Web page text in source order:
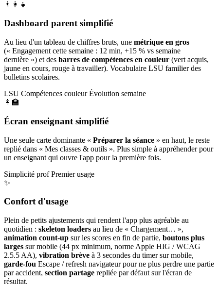
👨‍👩‍👧
Dashboard parent simplifié
Au lieu d'un tableau de chiffres bruts, une métrique en gros
(« Engagement cette semaine : 12 min, +15 % vs semaine
dernière ») et des barres de compétences en couleur (vert acquis,
jaune en cours, rouge à travailler). Vocabulaire LSU familier des
bulletins scolaires.
LSU Compétences couleur Évolution semaine
👩‍🏫
Écran enseignant simplifié
Une seule carte dominante « Préparer la séance » en haut, le reste
replié dans « Mes classes & outils ». Plus simple à appréhender pour
un enseignant qui ouvre l'app pour la première fois.
Simplicité prof Premier usage
✨
Confort d'usage
Plein de petits ajustements qui rendent l'app plus agréable au
quotidien : skeleton loaders au lieu de « Chargement… »,
animation count-up sur les scores en fin de partie, boutons plus
larges sur mobile (44 px minimum, norme Apple HIG / WCAG
2.5.5 AA), vibration brève à 3 secondes du timer sur mobile,
garde-fou Escape / refresh navigateur pour ne plus perdre une partie
par accident, section partage repliée par défaut sur l'écran de
résultat.